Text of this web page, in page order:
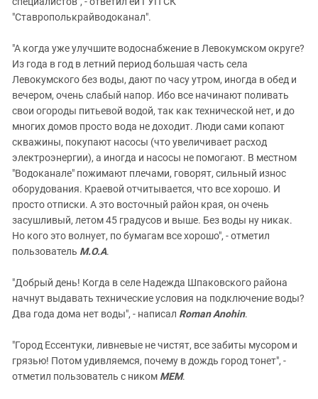
"Ставрополькрайводоканал".
"А когда уже улучшите водоснабжение в Левокумском округе?
Из года в год в летний период большая часть села
Левокумского без воды, дают по часу утром, иногда в обед и
вечером, очень слабый напор. Ибо все начинают поливать
свои огороды питьевой водой, так как технической нет, и до
многих домов просто вода не доходит. Люди сами копают
скважины, покупают насосы (что увеличивает расход
электроэнергии), а иногда и насосы не помогают. В местном
"Водоканале" пожимают плечами, говорят, сильный износ
оборудования. Краевой отчитывается, что все хорошо. И
просто отписки. А это восточный район края, он очень
засушливый, летом 45 градусов и выше. Без воды ну никак.
Но кого это волнует, по бумагам все хорошо", - отметил
пользователь М.О.А.
"Добрый день! Когда в селе Надежда Шпаковского района
начнут выдавать технические условия на подключение воды?
Два года дома нет воды", - написал Roman Anohin.
"Город Ессентуки, ливневые не чистят, все забиты мусором и
грязью! Потом удивляемся, почему в дождь город тонет", -
отметил пользователь с ником МЕМ.